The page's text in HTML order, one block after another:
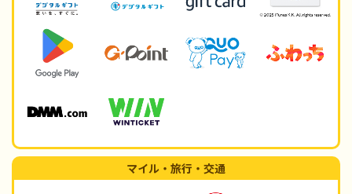
マイル・旅行・交通